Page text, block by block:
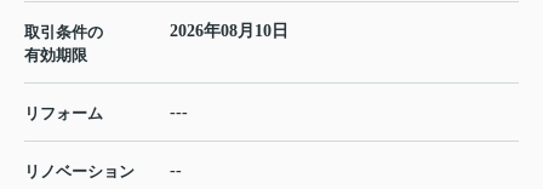
取引条件の
有効期限
2026年08月10日
リフォーム ---
リノベーション --